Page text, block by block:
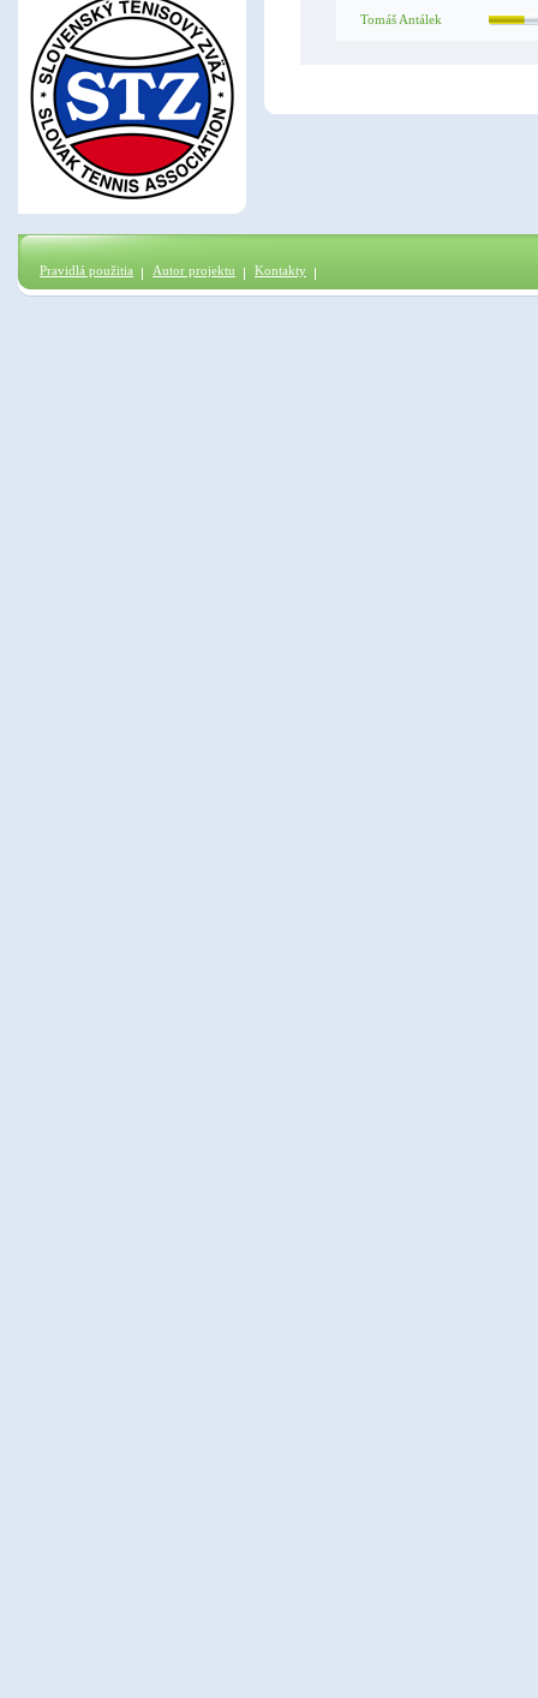
Tomáš Antálek
Pravidlá použitia Autor projektu Kontakty